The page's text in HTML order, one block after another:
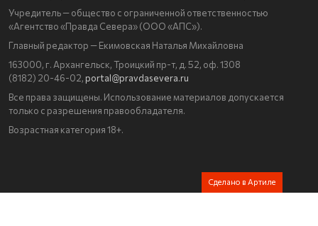
Учредитель — общество с ограниченной ответственностью
«Агентство «Правда Севера» (ООО «АПС»).
Главный редактор — Екимовская Наталья Михайловна
163000, г. Архангельск, Троицкий пр-т, д. 52, оф. 1308
(8182) 20-46-02, portal@pravdasevera.ru
Все права защищены. Использование материалов допускается
только с разрешения правообладателя.
Возрастная категория 18+.
Сделано в Артиле